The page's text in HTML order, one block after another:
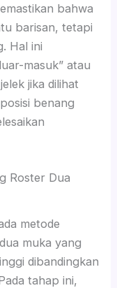
bahwa
barisan, tetapi
Hal ini
masuk” atau
jika dilihat
benang
Roster Dua
metode
muka yang
dibandingkan
tahap ini,